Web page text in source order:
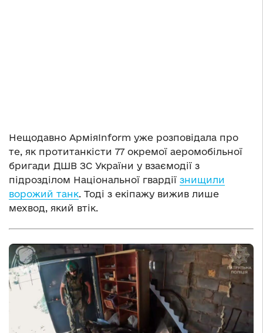
Нещодавно АрміяInform уже розповідала про
те, як протитанкісти 77 окремої аеромобільної
бригади ДШВ ЗС України у взаємодії з
підрозділом Національної гвардії знищили
ворожий танк. Тоді з екіпажу вижив лише
мехвод, який втік.